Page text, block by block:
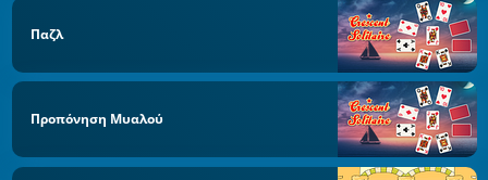
Παζλ
Προπόνηση Μυαλού